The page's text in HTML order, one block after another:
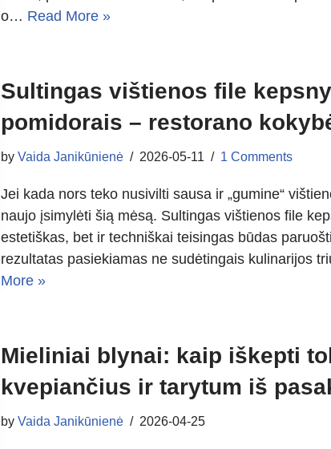
o… Read More »
Sultingas vištienos file
pomidorais – restorano
by Vaida Janikūnienė 2026-05-11 1 Comments
Jei kada nors teko nusivilti sausa ir „gumine“
naujo įsimylėti šią mėsą. Sultingas vištienos file
estetiškas, bet ir techniškai teisingas būdas
rezultatas pasiekiamas ne sudėtingais kulinarijos
More »
Mieliniai blynai: kaip iškepti
kvepiančius ir tarytum iš
by Vaida Janikūnienė 2026-04-25